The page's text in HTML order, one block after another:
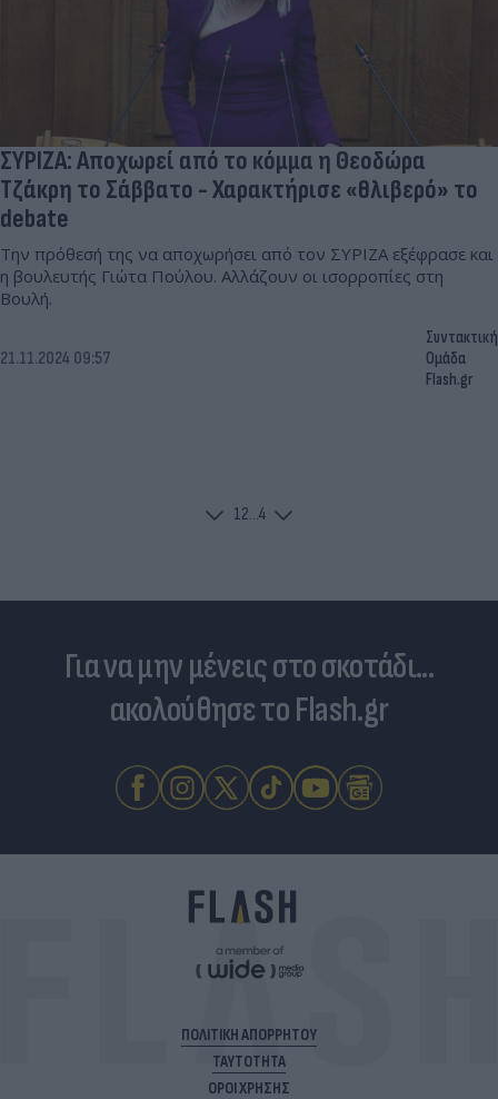
ΣΥΡΙΖΑ: Αποχωρεί από το κόμμα η Θεοδώρα
Τζάκρη το Σάββατο - Χαρακτήρισε «θλιβερό» το
debate
Την πρόθεσή της να αποχωρήσει από τον ΣΥΡΙΖΑ εξέφρασε και
η βουλευτής Γιώτα Πούλου. Αλλάζουν οι ισορροπίες στη
Βουλή.
21.11.2024 09:57
Συντακτική
Ομάδα
Flash.gr
12...4
Για να μην μένεις στο σκοτάδι...
ακολούθησε το Flash.gr
ΠΟΛΙΤΙΚΗ ΑΠΟΡΡΗΤΟΥ
ΤΑΥΤΟΤΗΤΑ
ΟΡΟΙ ΧΡΗΣΗΣ